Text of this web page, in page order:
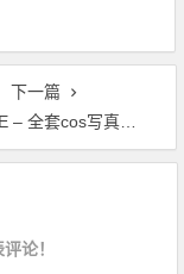
下一篇
全套cos写真资源
论！